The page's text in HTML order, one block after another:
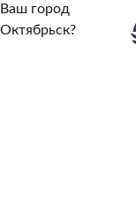
Ваш город
Октябрьск?